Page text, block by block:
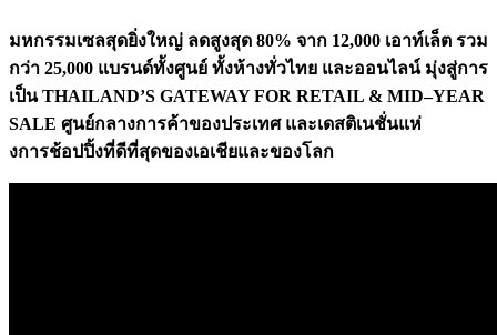
มหกรรมเซลสุดยิ่งใหญ่ ลดสูงสุด 80% จาก 12,000 เอาท์เล็ต รวม
กว่า 25,000 แบรนด์ทั้งศูนย์ ทั้งห้างทั่วไทย และออนไลน์ มุ่งสู่การ
เป็น THAILAND’S GATEWAY FOR RETAIL & MID–YEAR
SALE ศูนย์กลางการค้าของประเทศ และเดสติเนชั่นแห่
งการช้อปปิ้งที่ดีที่สุดของเอเชียและของโลก